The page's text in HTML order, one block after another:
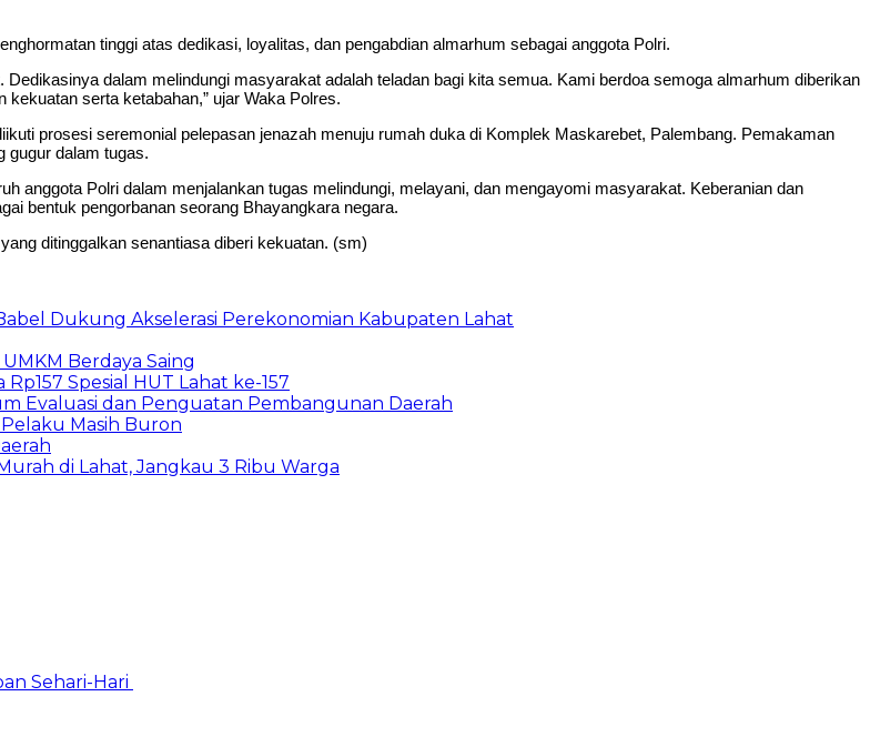
tinggi atas dedikasi, loyalitas, dan pengabdian almarhum sebagai anggota Polri.
dalam melindungi masyarakat adalah teladan bagi kita semua. Kami berdoa semoga almarhum diberikan
serta ketabahan,” ujar Waka Polres.
prosesi seremonial pelepasan jenazah menuju rumah duka di Komplek Maskarebet, Palembang. Pemakaman
gugur dalam tugas.
anggota Polri dalam menjalankan tugas melindungi, melayani, dan mengayomi masyarakat. Keberanian dan
bentuk pengorbanan seorang Bhayangkara negara.
ditinggalkan senantiasa diberi kekuatan. (sm)
Dukung Akselerasi Perekonomian Kabupaten Lahat
Berdaya Saing
Spesial HUT Lahat ke-157
Evaluasi dan Penguatan Pembangunan Daerah
Masih Buron
di Lahat, Jangkau 3 Ribu Warga
Sehari-Hari